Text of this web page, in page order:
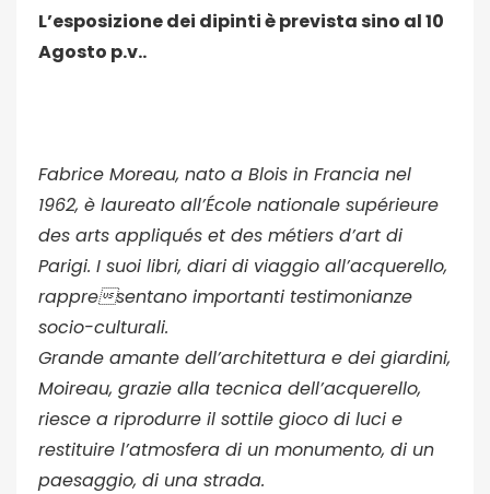
L’esposizione dei dipinti è prevista sino al 10
Agosto p.v..
Fabrice Moreau, nato a Blois in Francia nel
1962, è laureato all’École nationale supérieure
des arts appliqués et des métiers d’art di
Parigi. I suoi libri, diari di viaggio all’acquerello,
rappresentano importanti testimonianze
socio-culturali.
Grande amante dell’architettura e dei giardini,
Moireau, grazie alla tecnica dell’acquerello,
riesce a riprodurre il sottile gioco di luci e
restituire l’atmosfera di un monumento, di un
paesaggio, di una strada.